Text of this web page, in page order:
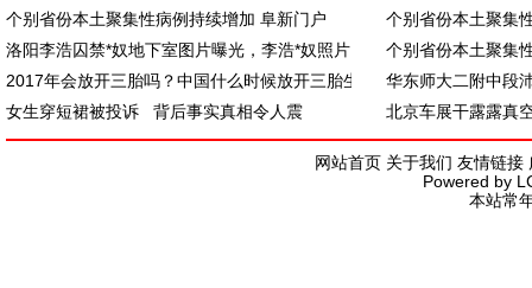
个别省份本土聚集性病例持续增加 阜新门户
个别省份本土聚集
洛阳李浩囚禁*奴地下室图片曝光，李浩*奴照片
个别省份本土聚集
2017年会放开三胎吗？中国什么时候放开三胎生
华东师大二附中段
女生穿短裙被投诉 背后事实真相令人震
北京车展干露露真
网站首页 关于我们 友情链接
Powered by
本站常